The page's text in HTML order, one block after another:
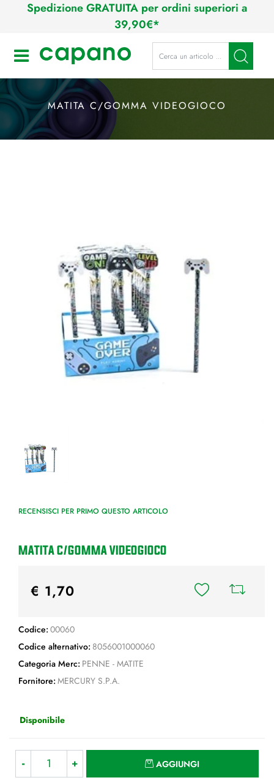
Spedizione GRATUITA per ordini superiori a
39,90€*
Open La modifica di un filtro
MATITA C/GOMMA VIDEOGIOCO
RECENSISCI PER PRIMO QUESTO ARTICOLO
MATITA C/GOMMA VIDEOGIOCO
€ 1,70
Codice: 00060
Codice alternativo: 8056001000060
Categoria Merc: PENNE - MATITE
Fornitore: MERCURY S.P.A.
Disponibile
AGGIUNGI